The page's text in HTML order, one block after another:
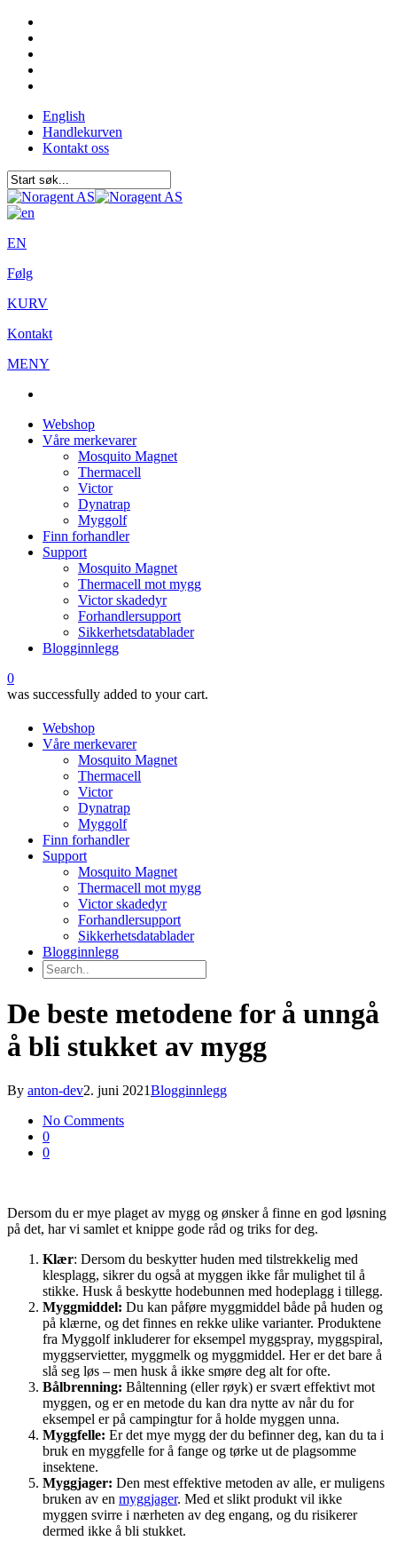
English
Handlekurven
Kontakt oss
EN
Følg
KURV
Kontakt
MENY
Webshop
Våre merkevarer
Mosquito Magnet
Thermacell
Victor
Dynatrap
Myggolf
Finn forhandler
Support
Mosquito Magnet
Thermacell mot mygg
Victor skadedyr
Forhandlersupport
Sikkerhetsdatablader
Blogginnlegg
0
was successfully added to your cart.
Webshop
Våre merkevarer
Mosquito Magnet
Thermacell
Victor
Dynatrap
Myggolf
Finn forhandler
Support
Mosquito Magnet
Thermacell mot mygg
Victor skadedyr
Forhandlersupport
Sikkerhetsdatablader
Blogginnlegg
De beste metodene for å unngå
å bli stukket av mygg
By anton-dev2. juni 2021Blogginnlegg
No Comments
0
0
Dersom du er mye plaget av mygg og ønsker å finne en god løsning
på det, har vi samlet et knippe gode råd og triks for deg.
Klær: Dersom du beskytter huden med tilstrekkelig med
klesplagg, sikrer du også at myggen ikke får mulighet til å
stikke. Husk å beskytte hodebunnen med hodeplagg i tillegg.
Myggmiddel: Du kan påføre myggmiddel både på huden og
på klærne, og det finnes en rekke ulike varianter. Produktene
fra Myggolf inkluderer for eksempel myggspray, myggspiral,
myggservietter, myggmelk og myggmiddel. Her er det bare å
slå seg løs – men husk å ikke smøre deg alt for ofte.
Bålbrenning: Båltenning (eller røyk) er svært effektivt mot
myggen, og er en metode du kan dra nytte av når du for
eksempel er på campingtur for å holde myggen unna.
Myggfelle: Er det mye mygg der du befinner deg, kan du ta i
bruk en myggfelle for å fange og tørke ut de plagsomme
insektene.
Myggjager: Den mest effektive metoden av alle, er muligens
bruken av en myggjager. Med et slikt produkt vil ikke
myggen svirre i nærheten av deg engang, og du risikerer
dermed ikke å bli stukket.